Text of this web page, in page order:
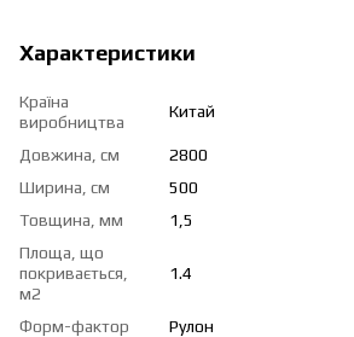
Характеристики
Країна
виробництва
Китай
Довжина, см
2800
Ширина, см
500
Товщина, мм
1,5
Площа, що
покривається,
м2
1.4
Форм-фактор
Рулон